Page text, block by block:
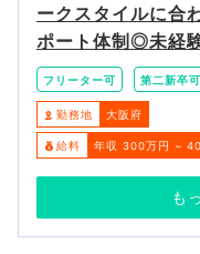
ークスタイルに合
ポート体制◎未経
フリーター可 第二新卒可
勤務地 大阪府
給料 年収 300万円 ~
も